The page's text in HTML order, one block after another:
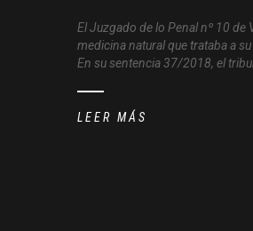
El Juzgado de lo Penal nº 10 de
medicina natural que trataba a
En su sentencia 37/2018, el
LEER MÁS